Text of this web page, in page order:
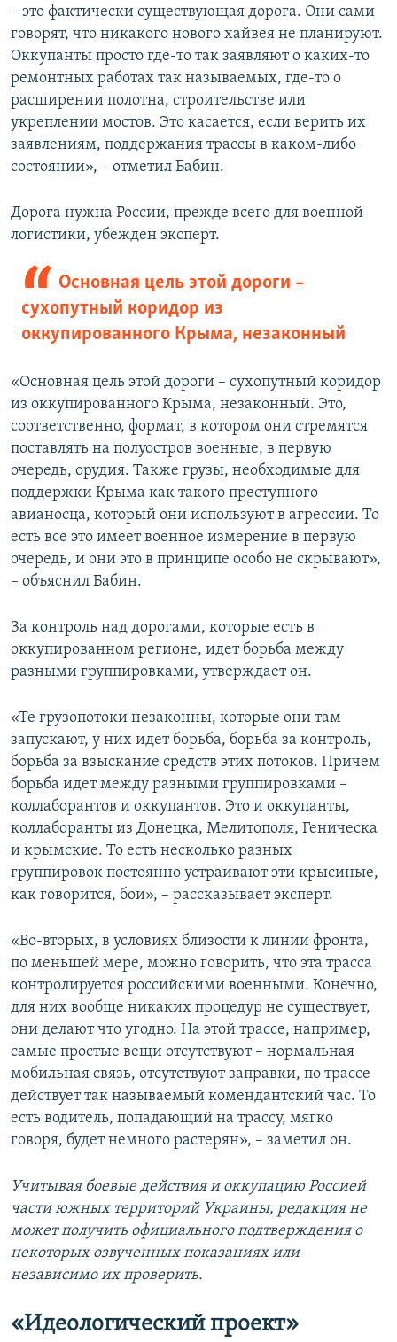
– это фактически существующая дорога. Они сами
говорят, что никакого нового хайвея не планируют.
Оккупанты просто где-то так заявляют о каких-то
ремонтных работах так называемых, где-то о
расширении полотна, строительстве или
укреплении мостов. Это касается, если верить их
заявлениям, поддержания трассы в каком-либо
состоянии», – отметил Бабин.
Дорога нужна России, прежде всего для военной
логистики, убежден эксперт.
Основная цель этой дороги –
сухопутный коридор из
оккупированного Крыма, незаконный
«Основная цель этой дороги – сухопутный коридор
из оккупированного Крыма, незаконный. Это,
соответственно, формат, в котором они стремятся
поставлять на полуостров военные, в первую
очередь, орудия. Также грузы, необходимые для
поддержки Крыма как такого преступного
авианосца, который они используют в агрессии. То
есть все это имеет военное измерение в первую
очередь, и они это в принципе особо не скрывают»,
– объяснил Бабин.
За контроль над дорогами, которые есть в
оккупированном регионе, идет борьба между
разными группировками, утверждает он.
«Те грузопотоки незаконны, которые они там
запускают, у них идет борьба, борьба за контроль,
борьба за взыскание средств этих потоков. Причем
борьба идет между разными группировками –
коллаборантов и оккупантов. Это и оккупанты,
коллаборанты из Донецка, Мелитополя, Геническа
и крымские. То есть несколько разных
группировок постоянно устраивают эти крысиные,
как говорится, бои», – рассказывает эксперт.
«Во-вторых, в условиях близости к линии фронта,
по меньшей мере, можно говорить, что эта трасса
контролируется российскими военными. Конечно,
для них вообще никаких процедур не существует,
они делают что угодно. На этой трассе, например,
самые простые вещи отсутствуют – нормальная
мобильная связь, отсутствуют заправки, по трассе
действует так называемый комендантский час. То
есть водитель, попадающий на трассу, мягко
говоря, будет немного растерян», – заметил он.
Учитывая боевые действия и оккупацию Россией
части южных территорий Украины, редакция не
может получить официального подтверждения о
некоторых озвученных показаниях или
независимо их проверить.
«Идеологический проект»